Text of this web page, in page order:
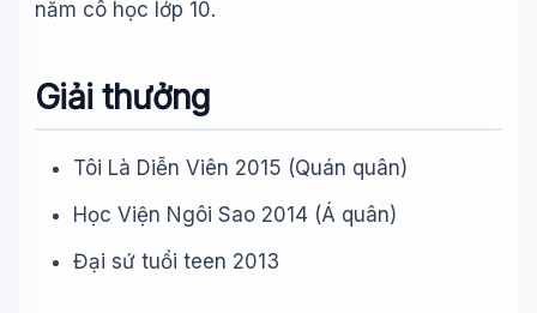
năm cô học lớp 10.
Giải thưởng
Tôi Là Diễn Viên 2015 (Quán quân)
Học Viện Ngôi Sao 2014 (Á quân)
Đại sứ tuổi teen 2013